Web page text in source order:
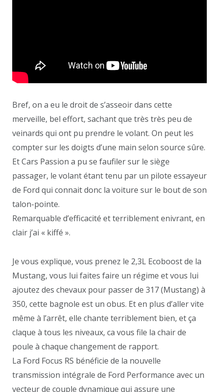
Bref, on a eu le droit de s’asseoir dans cette
merveille, bel effort, sachant que très très peu de
veinards qui ont pu prendre le volant. On peut les
compter sur les doigts d’une main selon source sûre.
Et Cars Passion a pu se faufiler sur le siège
passager, le volant étant tenu par un pilote essayeur
de Ford qui connait donc la voiture sur le bout de son
talon-pointe.
Remarquable d’efficacité et terriblement enivrant, en
clair j’ai « kiffé ».
Je vous explique, vous prenez le 2,3L Ecoboost de la
Mustang, vous lui faites faire un régime et vous lui
ajoutez des chevaux pour passer de 317 (Mustang) à
350, cette bagnole est un obus. Et en plus d’aller vite
même à l’arrêt, elle chante terriblement bien, et ça
claque à tous les niveaux, ca vous file la chair de
poule à chaque changement de rapport.
La Ford Focus RS bénéficie de la nouvelle
transmission intégrale de Ford Performance avec un
vecteur de couple dynamique qui assure une